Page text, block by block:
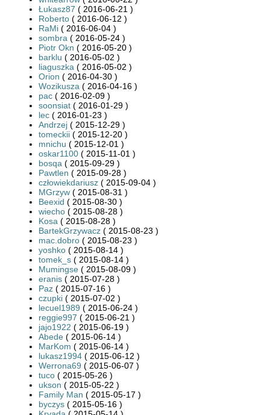
Łukasz87 ( 2016-06-21 )
Roberto ( 2016-06-12 )
RaMi ( 2016-06-04 )
sombra ( 2016-05-24 )
Piotr Okn ( 2016-05-20 )
barklu ( 2016-05-02 )
liaguszka ( 2016-05-02 )
Orion ( 2016-04-30 )
Wozikusza ( 2016-04-16 )
pac ( 2016-02-09 )
soonsiat ( 2016-01-29 )
lec ( 2016-01-23 )
Andrzej ( 2015-12-29 )
tomeckii ( 2015-12-20 )
mnichu ( 2015-12-01 )
oskar1100 ( 2015-11-01 )
bosqa ( 2015-09-29 )
Pawtlen ( 2015-09-28 )
człowiekdariusz ( 2015-09-04 )
MGrzyw ( 2015-08-31 )
Beexid ( 2015-08-30 )
wiecho ( 2015-08-28 )
Kosa ( 2015-08-28 )
BartekGrzywacz ( 2015-08-23 )
mac.dobro ( 2015-08-23 )
yoshko ( 2015-08-14 )
tomek_s ( 2015-08-14 )
Mumingse ( 2015-08-09 )
eranis ( 2015-07-28 )
Paz ( 2015-07-16 )
czupki ( 2015-07-02 )
lecuel1989 ( 2015-06-24 )
reggie997 ( 2015-06-21 )
jajo1922 ( 2015-06-19 )
Abede ( 2015-06-14 )
MarKom ( 2015-06-14 )
lukasz1994 ( 2015-06-12 )
Werrona69 ( 2015-06-07 )
tuco ( 2015-05-26 )
ukson ( 2015-05-22 )
Family Man ( 2015-05-17 )
byczys ( 2015-05-16 )